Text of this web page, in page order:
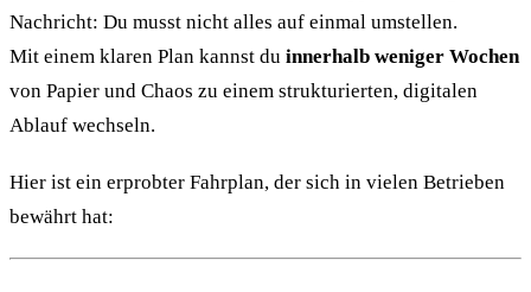
Nachricht: Du musst nicht alles auf einmal umstellen.
Mit einem klaren Plan kannst du innerhalb weniger Wochen
von Papier und Chaos zu einem strukturierten, digitalen
Ablauf wechseln.
Hier ist ein erprobter Fahrplan, der sich in vielen Betrieben
bewährt hat: